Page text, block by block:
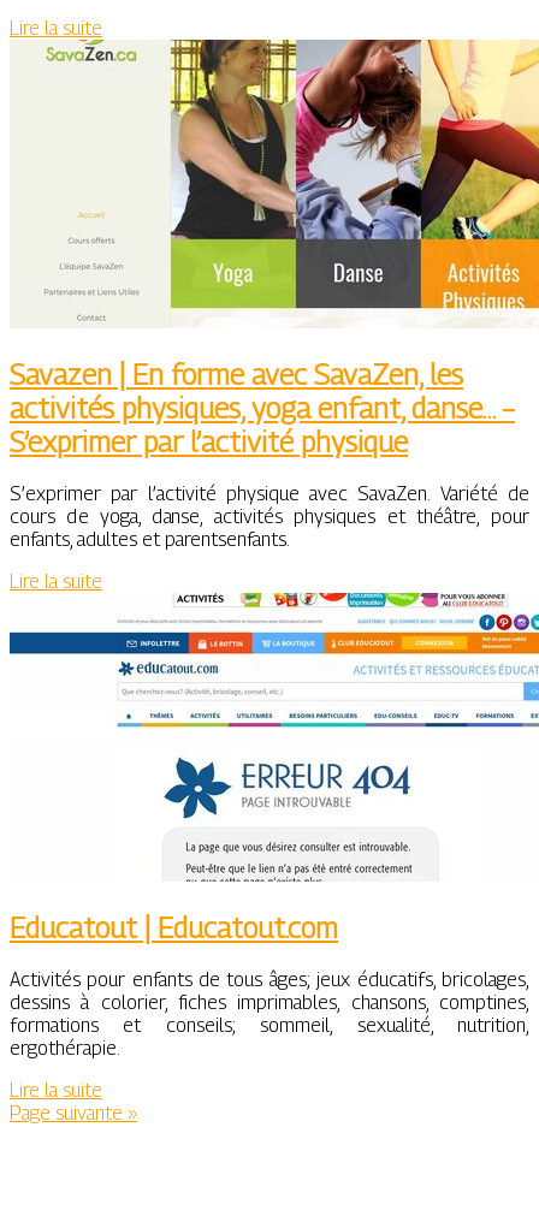
Lire la suite
Savazen | En forme avec SavaZen, les
activités physiques, yoga enfant, danse… –
S’exprimer par l’activité physique
S’exprimer par l’activité physique avec SavaZen. Variété de
cours de yoga, danse, activités physiques et théâtre, pour
enfants, adultes et parentsenfants.
Lire la suite
Educatout | Educatout.com
Activités pour enfants de tous âges; jeux éducatifs, bricolages,
dessins à colorier, fiches imprimables, chansons, comptines,
formations et conseils; sommeil, sexualité, nutrition,
ergothérapie.
Lire la suite
Page suivante »